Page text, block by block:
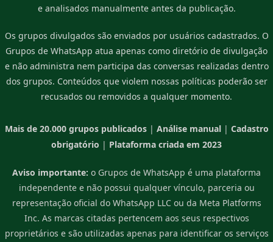
e analisados manualmente antes da publicação.
Os grupos divulgados são enviados por usuários cadastrados. O
Grupos de WhatsApp atua apenas como diretório de divulgação
e não administra nem participa das conversas realizadas dentro
dos grupos. Conteúdos que violem nossas políticas poderão ser
recusados ou removidos a qualquer momento.
Mais de 20.000 grupos publicados| Análise manual| Cadastro
obrigatório | Plataforma criada em 2023
Aviso importante: o Grupos de WhatsApp é uma plataforma
independente e não possui qualquer vínculo, parceria ou
representação oficial do WhatsApp LLC ou da Meta Platforms
Inc. As marcas citadas pertencem aos seus respectivos
proprietários e são utilizadas apenas para identificar os serviços